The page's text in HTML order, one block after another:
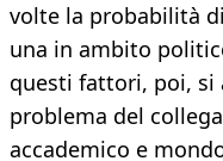
volte la probabilità
una in ambito
questi fattori, poi, si
problema del
accademico e